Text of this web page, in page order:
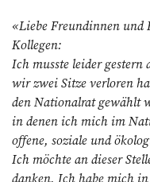
«Liebe Freundinnen und
Kollegen:
Ich musste leider gestern
wir zwei Sitze verloren
den Nationalrat gewählt
in denen ich mich im
offene, soziale und
Ich möchte an dieser
danken. Ich habe mich